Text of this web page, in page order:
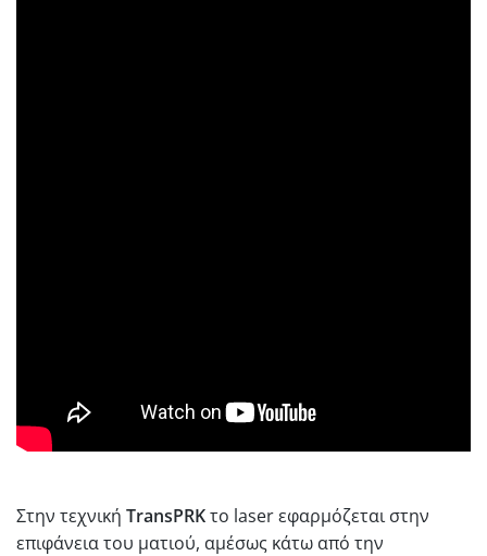
Στην τεχνική TransPRKτο laser εφαρμόζεται στην
επιφάνεια του ματιού, αμέσως κάτω από την